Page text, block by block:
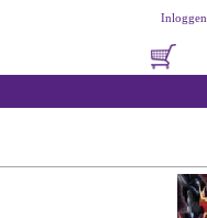
Inloggen